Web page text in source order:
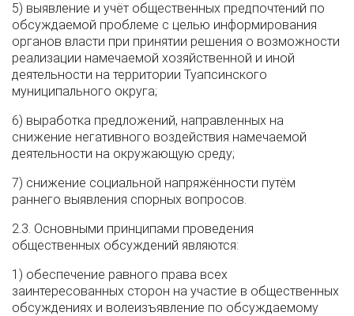
5) выявление и учёт общественных предпочтений по
обсуждаемой проблеме с целью информирования
органов власти при принятии решения о возможности
реализации намечаемой хозяйственной и иной
деятельности на территории Туапсинского
муниципального округа;
6) выработка предложений, направленных на
снижение негативного воздействия намечаемой
деятельности на окружающую среду;
7) снижение социальной напряжённости путём
раннего выявления спорных вопросов.
2.3. Основными принципами проведения
общественных обсуждений являются:
1) обеспечение равного права всех
заинтересованных сторон на участие в общественных
обсуждениях и волеизъявление по обсуждаемому